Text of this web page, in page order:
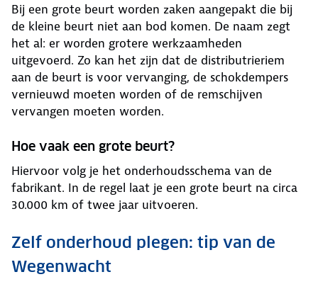
Bij een grote beurt worden zaken aangepakt die bij
de kleine beurt niet aan bod komen. De naam zegt
het al: er worden grotere werkzaamheden
uitgevoerd. Zo kan het zijn dat de distributrieriem
aan de beurt is voor vervanging, de schokdempers
vernieuwd moeten worden of de remschijven
vervangen moeten worden.
Hoe vaak een grote beurt?
Hiervoor volg je het onderhoudsschema van de
fabrikant. In de regel laat je een grote beurt na circa
30.000 km of twee jaar uitvoeren.
Zelf onderhoud plegen: tip van de
Wegenwacht